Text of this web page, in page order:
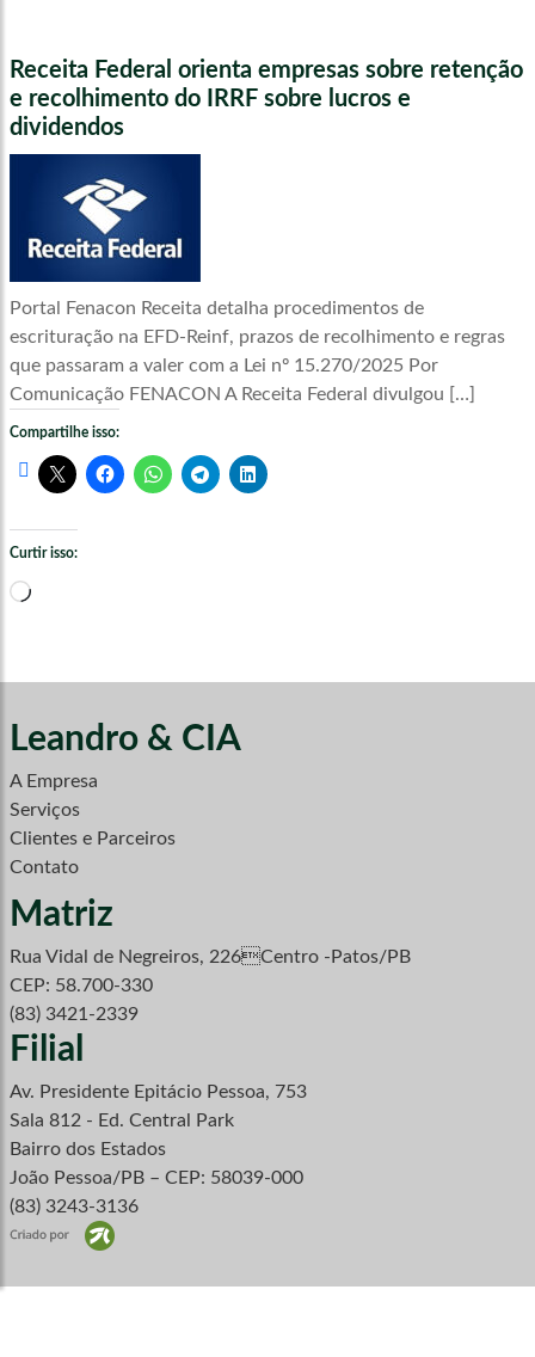
Receita Federal orienta empresas sobre retenção
e recolhimento do IRRF sobre lucros e
dividendos
Portal Fenacon Receita detalha procedimentos de
escrituração na EFD-Reinf, prazos de recolhimento e regras
que passaram a valer com a Lei nº 15.270/2025 Por
Comunicação FENACON A Receita Federal divulgou […]
Compartilhe isso:
Curtir isso:
Carregando...
Leandro & CIA
A Empresa
Serviços
Clientes e Parceiros
Contato
Matriz
Rua Vidal de Negreiros, 226Centro -Patos/PB
CEP: 58.700-330
(83) 3421-2339
Filial
Av. Presidente Epitácio Pessoa, 753
Sala 812 - Ed. Central Park
Bairro dos Estados
João Pessoa/PB – CEP: 58039-000
(83) 3243-3136